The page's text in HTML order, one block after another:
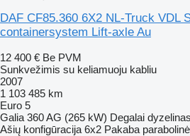
DAF CF85.360 6X2 NL-Truck VDL
containersystem Lift-axle Au
12 400 € Be PVM
Sunkvežimis su keliamuoju kabliu
2007
1 103 485 km
Euro 5
Galia 360 AG (265 kW) Degalai dyzelinas
Ašių konfigūracija 6x2 Pakaba parabolinė